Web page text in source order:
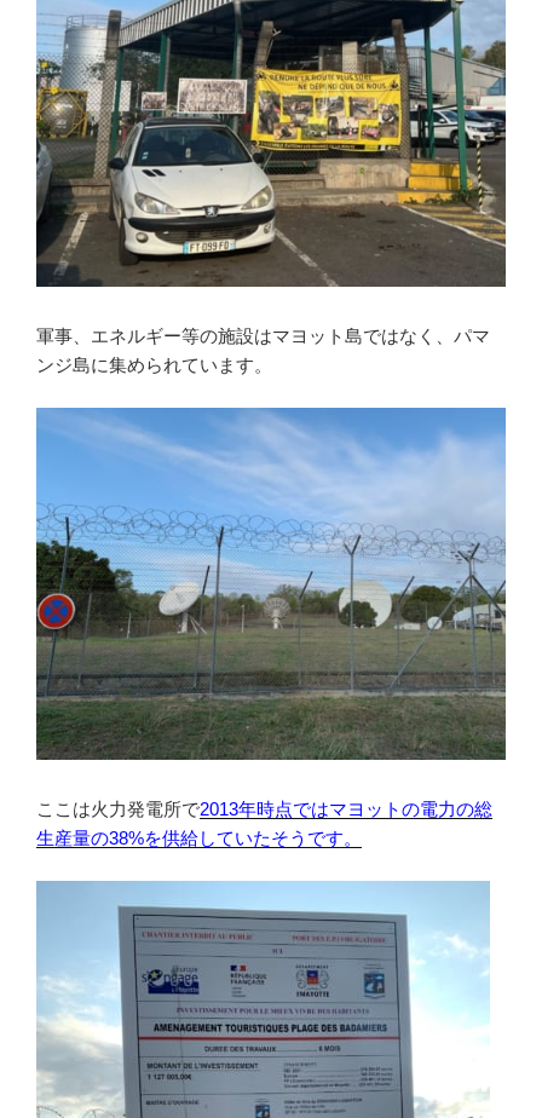
軍事、エネルギー等の施設はマヨット島ではなく、パマ
ンジ島に集められています。
ここは火力発電所で2013年時点ではマヨットの電力の総
生産量の38%を供給していたそうです。